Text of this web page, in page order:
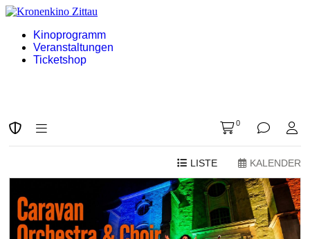
Kinoprogramm
Veranstaltungen
Ticketshop